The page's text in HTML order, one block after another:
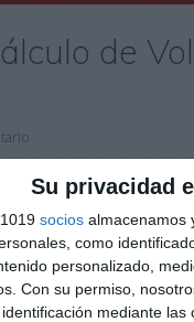
Su privacidad
socios almacenamos
como
personalizado,
Con su permiso,
mediante
de
diseñada para
el Visual Thinking. El
para ayudar
los cuerpos